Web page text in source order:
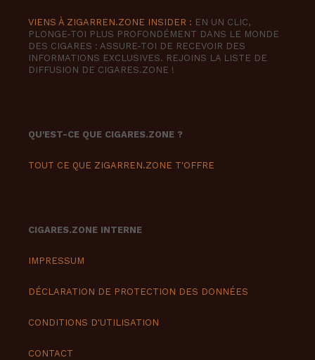
VIENS À ZIGARREN.ZONE INSIDER : EN UN CLIC,
PLONGE-TOI PLUS PROFONDÉMENT DANS LE MONDE
DES CIGARES : ASSURE-TOI DE RECEVOIR DES
INFORMATIONS EXCLUSIVES. REJOINS LA LISTE DE
DIFFUSION DE CIGARES.ZONE !
QU'EST-CE QUE CIGARES.ZONE ?
TOUT CE QUE ZIGARREN.ZONE T'OFFRE
CIGARES.ZONE INTERNE
IMPRESSUM
DÉCLARATION DE PROTECTION DES DONNÉES
CONDITIONS D'UTILISATION
CONTACT